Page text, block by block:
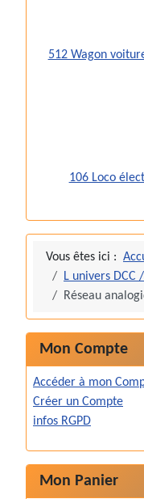
512 Wagon
106 Loco
Vous êtes ici :
L univers
Réseau
Mon Compte
Accéder à mon
Créer un Compte
infos RGPD
Mon Panier